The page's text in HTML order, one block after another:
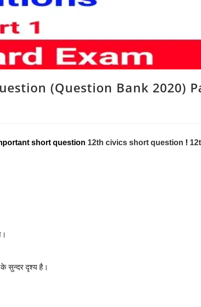
(Question Bank 2020)
short question 12th civics short question !
के सुन्दर दृश्य है।